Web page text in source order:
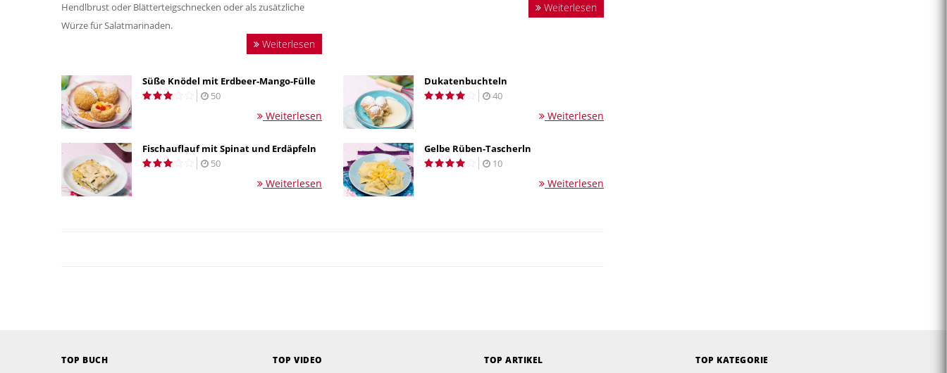
Hendlbrust oder Blätterteigschnecken oder als zusätzliche
Würze für Salatmarinaden.
Weiterlesen
Weiterlesen
Süße Knödel mit Erdbeer-Mango-Fülle
50
Weiterlesen
Dukatenbuchteln
40
Weiterlesen
Fischauflauf mit Spinat und Erdäpfeln
50
Weiterlesen
Gelbe Rüben-Tascherln
10
Weiterlesen
TOP BUCH TOP VIDEO TOP ARTIKEL TOP KATEGORIE